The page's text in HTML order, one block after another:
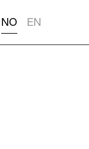
NO EN